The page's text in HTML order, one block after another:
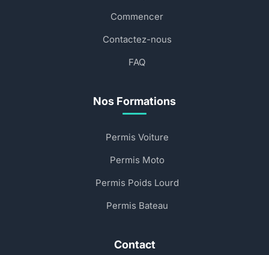
Commencer
Contactez-nous
FAQ
Nos Formations
Permis Voiture
Permis Moto
Permis Poids Lourd
Permis Bateau
Contact